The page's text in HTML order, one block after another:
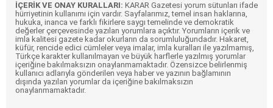
İÇERİK VE ONAY KURALLARI: KARAR Gazetesi yorum sütunları ifade
hürriyetinin kullanımı için vardır. Sayfalarımız, temel insan haklarına,
hukuka, inanca ve farklı fikirlere saygı temelinde ve demokratik
değerler çerçevesinde yazılan yorumlara açıktır. Yorumların içerik ve
imla kalitesi gazete kadar okurların da sorumluluğundadır. Hakaret,
küfür, rencide edici cümleler veya imalar, imla kuralları ile yazılmamış,
Türkçe karakter kullanılmayan ve büyük harflerle yazılmış yorumlar
içeriğine bakılmaksızın onaylanmamaktadır. Özensizce belirlenmiş
kullanıcı adlarıyla gönderilen veya haber ve yazının bağlamının
dışında yazılan yorumlar da içeriğine bakılmaksızın
onaylanmamaktadır.